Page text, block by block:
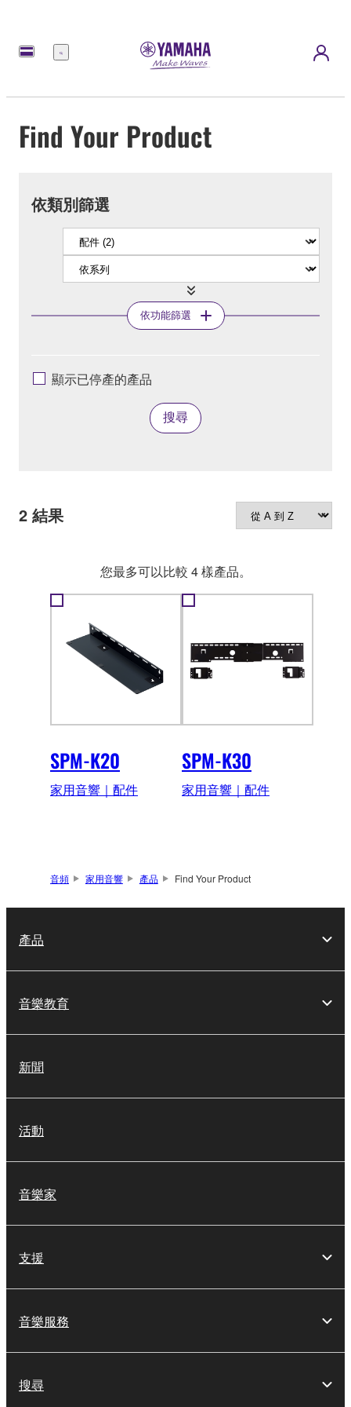
選
Find Your Product
依類別篩選
依功能篩選
顯示已停產的產品
搜尋
2 結果
您最多可以比較 4 樣產品。
SPM-K20
家用音響｜配件
SPM-K30
家用音響｜配件
音頻 家用音響 產品 Find Your Product
產品
音樂教育
新聞
活動
音樂家
支援
音樂服務
搜尋